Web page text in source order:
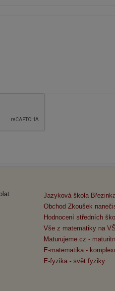
Jazyková škola
Obchod Zkoušek
Hodnocení středních
Vše z matematiky na
Maturujeme.cz -
E-matematika -
E-fyzika - svět fyziky